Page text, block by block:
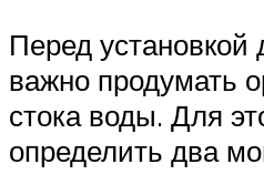
Перед
важно продумать
стока воды. Для
определить два